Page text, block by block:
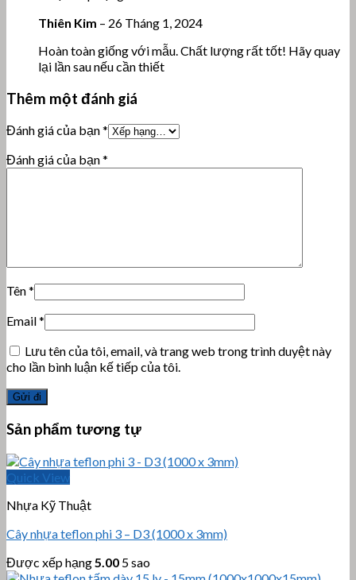
Thiên Kim – 26 Tháng 1, 2024
Hoàn toàn giống với mẫu. Chất lượng rất tốt! Hãy quay
lại lần sau nếu cần thiết
Thêm một đánh giá
Đánh giá của bạn*
Đánh giá của bạn*
Tên*
Email*
Lưu tên của tôi, email, và trang web trong trình duyệt này
cho lần bình luận kế tiếp của tôi.
Sản phẩm tương tự
Quick View
Nhựa Kỹ Thuật
Cây nhựa teflon phi 3 – D3 (1000 x 3mm)
Được xếp hạng 5.00 5 sao